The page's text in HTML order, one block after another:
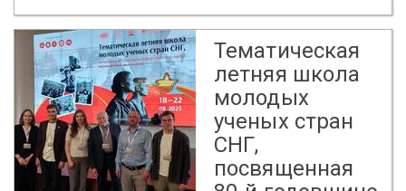
Тематическая
летняя школа
молодых
ученых стран
СНГ,
посвященная